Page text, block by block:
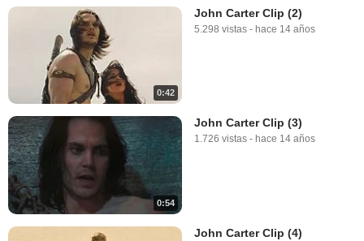
0:42
John Carter Clip (2)
5.298 vistas - hace 14 años
0:54
John Carter Clip (3)
1.726 vistas - hace 14 años
John Carter Clip (4)